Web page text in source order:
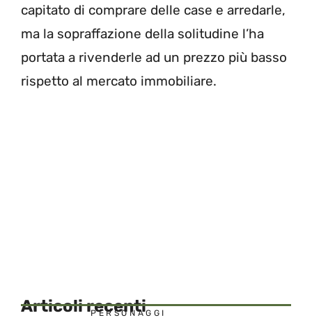
capitato di comprare delle case e arredarle,
ma la sopraffazione della solitudine l’ha
portata a rivenderle ad un prezzo più basso
rispetto al mercato immobiliare.
Articoli recenti
PERSONAGGI